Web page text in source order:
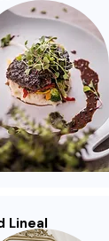
Lineal